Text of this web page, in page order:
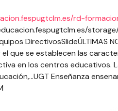
rd-
storage/
DirectivosSlideÚLTIMAS
que se establecen las
en los centros educativos.
UGT Enseñanza